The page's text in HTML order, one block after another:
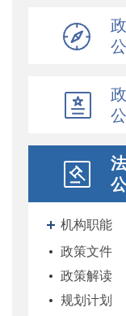
机构职能
政策文件
政策解读
规划计划